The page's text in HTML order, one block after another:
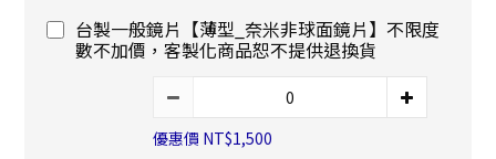
台製一般鏡片【薄型_奈米非球面鏡片】不限度
數不加價，客製化商品恕不提供退換貨
優惠價 NT$1,500